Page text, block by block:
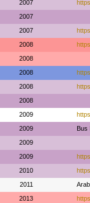
2007
2007
2007
2008
2008
2008
2008
2008
2009
2009 Bus
2009
2009
2010
2011
2013